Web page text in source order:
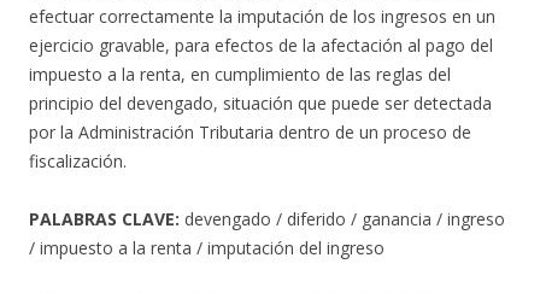
efectuar correctamente la imputación de los ingresos en un
ejercicio gravable, para efectos de la afectación al pago del
impuesto a la renta, en cumplimiento de las reglas del
principio del devengado, situación que puede ser detectada
por la Administración Tributaria dentro de un proceso de
fiscalización.
PALABRAS CLAVE: devengado / diferido / ganancia / ingreso
/ impuesto a la renta / imputación del ingreso